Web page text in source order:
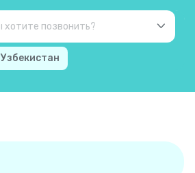
Узбекистан